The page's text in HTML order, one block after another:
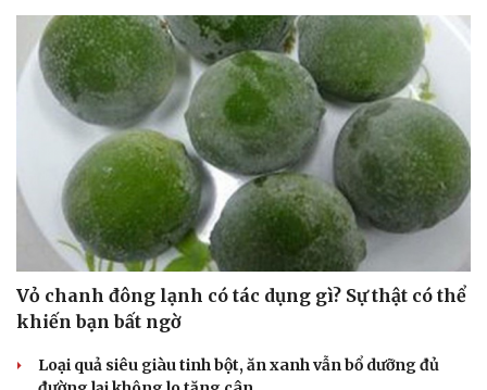
Du lịch
Tư vấn
Săn Tour
check-in
Podcast
Câu chuyện thời sự
Đọc truyện đêm khuya
Cửa sổ tình yêu
Kể chuyện cho bé
Hạt giống tâm hồn
Vỏ chanh đông lạnh có tác dụng gì? Sự thật có thể
khiến bạn bất ngờ
Loại quả siêu giàu tinh bột, ăn xanh vẫn bổ dưỡng đủ